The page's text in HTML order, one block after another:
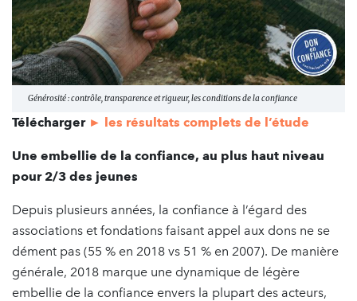
Générosité : contrôle, transparence et rigueur, les conditions de la confiance
Télécharger ► les résultats complets de l’étude
Une embellie de la confiance, au plus haut niveau
pour 2/3 des jeunes
Depuis plusieurs années, la confiance à l’égard des
associations et fondations faisant appel aux dons ne se
dément pas (55 % en 2018 vs 51 % en 2007). De manière
générale, 2018 marque une dynamique de légère
embellie de la confiance envers la plupart des acteurs,